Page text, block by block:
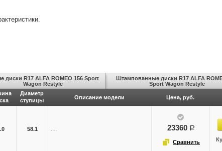
диски R17 ALFA ROMEO 156 Sport
Wagon Restyle
Штампованные диски R17 ALFA
Sport Wagon Restyle
Диаметр
ступицы
Описание модели Цена, руб.
58.1 … 23360 руб.